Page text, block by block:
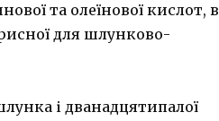
та олеїнової кислот, в
для шлунково-
і дванадцятипалої